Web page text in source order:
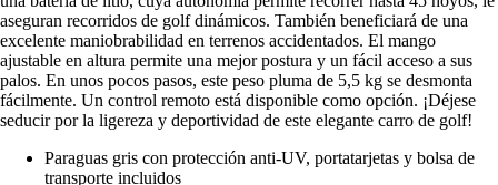
aseguran recorridos de golf dinámicos. También beneficiará de una
excelente maniobrabilidad en terrenos accidentados. El mango
ajustable en altura permite una mejor postura y un fácil acceso a sus
palos. En unos pocos pasos, este peso pluma de 5,5 kg se desmonta
fácilmente. Un control remoto está disponible como opción. ¡Déjese
seducir por la ligereza y deportividad de este elegante carro de golf!
Paraguas gris con protección anti-UV, portatarjetas y bolsa de
transporte incluidos